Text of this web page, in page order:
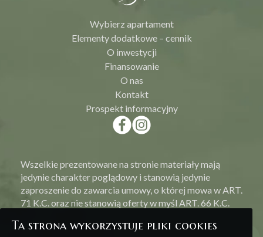
Wybierz apartament
Elementy dodatkowe – cennik
O inwestycji
Finansowanie
O nas
Kontakt
Prospekt informacyjny
Wszelkie prezentowane na stronie materiały mają
jedynie charakter poglądowy i stanowią jedynie
zaproszenie do zawarcia umowy, o której mowa w ART.
71 K.C. oraz nie stanowią oferty w myśl ART. 66 K.C.
Ta strona wykorzystuje pliki cookies